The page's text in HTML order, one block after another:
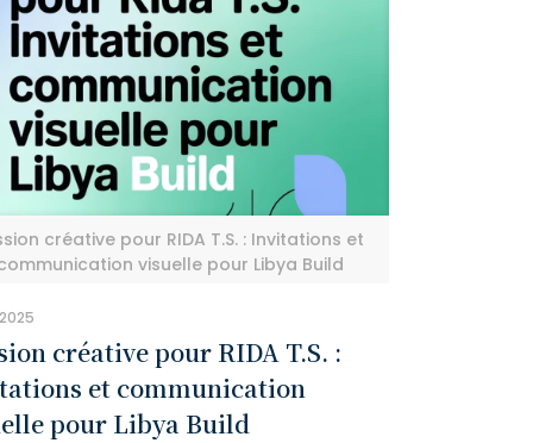
créative pour RIDA T.S. : Invitations et
visuelle pour Libya Build
créative pour RIDA T.S. :
et communication
pour Libya Build